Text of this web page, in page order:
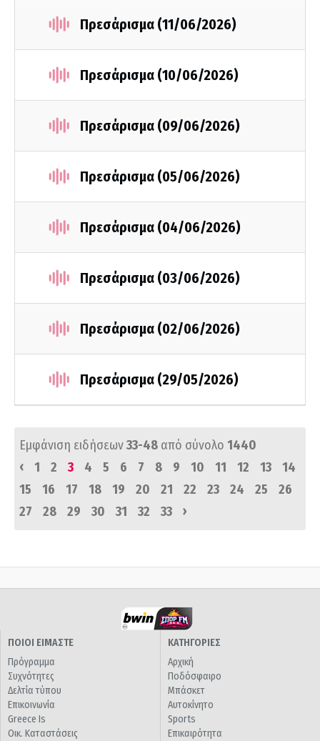
Πρεσάρισμα (11/06/2026)
Πρεσάρισμα (10/06/2026)
Πρεσάρισμα (09/06/2026)
Πρεσάρισμα (05/06/2026)
Πρεσάρισμα (04/06/2026)
Πρεσάρισμα (03/06/2026)
Πρεσάρισμα (02/06/2026)
Πρεσάρισμα (29/05/2026)
Εμφάνιση ειδήσεων33-48 από σύνολο 1440
‹
1 2 3 4 5 6 7 8 9 10 11 12 13
14
15
16 17 18 19 20 21 22 23 24 25
26
27
28 29 30 31 32 33 ›
ΠΟΙΟΙ ΕΙΜΑΣΤΕ
Πρόγραμμα
Συχνότητες
Δελτία τύπου
Επικοινωνία
Greece Is
Οικ. Καταστάσεις
ΚΑΤΗΓΟΡΙΕΣ
Αρχική
Ποδόσφαιρο
Μπάσκετ
Αυτοκίνητο
Sports
Επικαιρότητα